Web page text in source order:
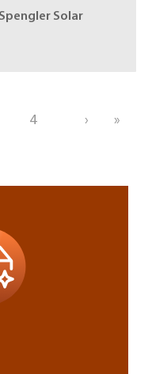
Solar
Page
4 Page
› »